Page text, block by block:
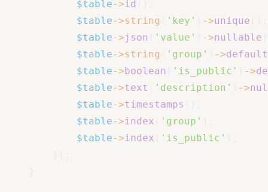
$table->id
$table->string 'key' ->unique
$table->json 'value' ->nullable
$table->string 'group' ->default
$table->boolean 'is_public' ->
$table->text 'description' ->
$table->timestamps
$table->index 'group'
$table->index 'is_public'